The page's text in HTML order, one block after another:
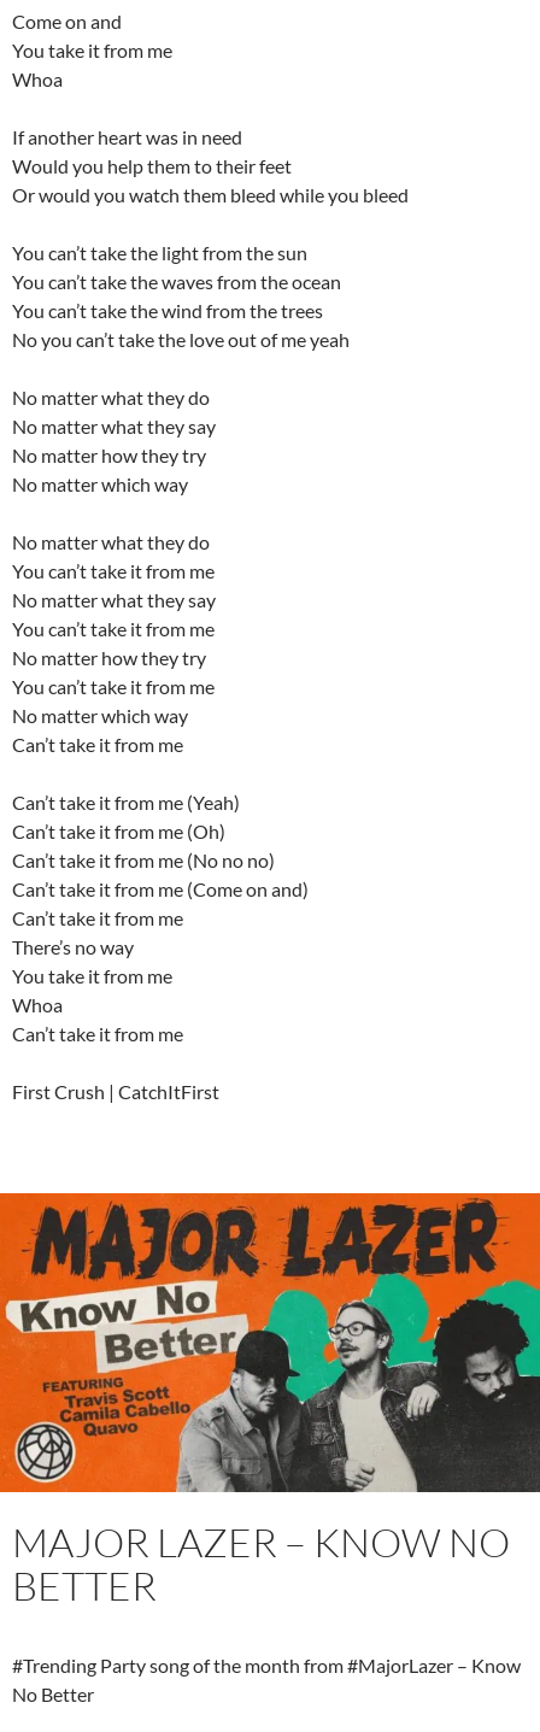
Come on and
You take it from me
Whoa
If another heart was in need
Would you help them to their feet
Or would you watch them bleed while you bleed
You can’t take the light from the sun
You can’t take the waves from the ocean
You can’t take the wind from the trees
No you can’t take the love out of me yeah
No matter what they do
No matter what they say
No matter how they try
No matter which way
No matter what they do
You can’t take it from me
No matter what they say
You can’t take it from me
No matter how they try
You can’t take it from me
No matter which way
Can’t take it from me
Can’t take it from me (Yeah)
Can’t take it from me (Oh)
Can’t take it from me (No no no)
Can’t take it from me (Come on and)
Can’t take it from me
There’s no way
You take it from me
Whoa
Can’t take it from me
First Crush | CatchItFirst
MAJOR LAZER – KNOW NO
BETTER
#Trending Party song of the month from #MajorLazer – Know
No Better